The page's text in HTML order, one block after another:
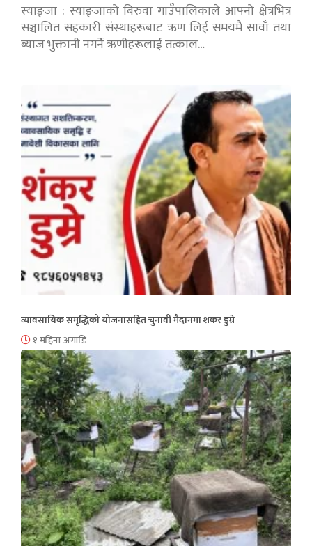
स्याङ्जा : स्याङ्जाको बिरुवा गाउँपालिकाले आफ्नो क्षेत्रभित्र
सञ्चालित सहकारी संस्थाहरूबाट ऋण लिई समयमै सावाँ तथा
ब्याज भुक्तानी नगर्ने ऋणीहरूलाई तत्काल…
व्यावसायिक समृद्धिको योजनासहित चुनावी मैदानमा शंकर डुम्रे
१ महिना अगाडि